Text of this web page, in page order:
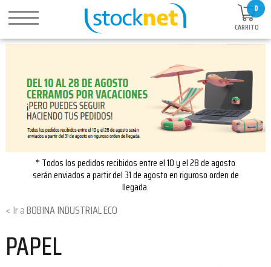
0
CARRITO
* Todos los pedidos recibidos entre el 10 y el 28 de agosto
serán enviados a partir del 31 de agosto en riguroso orden de
llegada.
BOBINA INDUSTRIAL ECO
PAPEL